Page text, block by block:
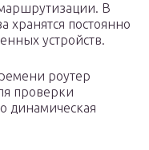
В
хранятся постоянно
устройств.
роутер
проверки
динамическая